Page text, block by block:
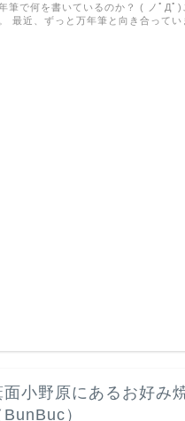
筆で何を書いているのか？ ( ノﾟДﾟ)
最近、ずっと万年筆と向き合って
面小野原にあるお好み
BunBuc）